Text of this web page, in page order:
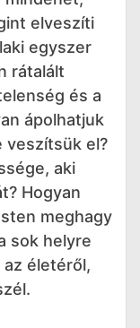
elveszíti
egyszer
rátalált
és a
ápolhatjuk
veszítsük el?
aki
Hogyan
meghagy
sok helyre
életéről,